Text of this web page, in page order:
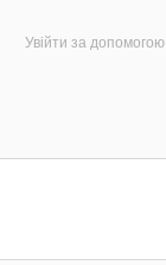
Увійти за допомогою